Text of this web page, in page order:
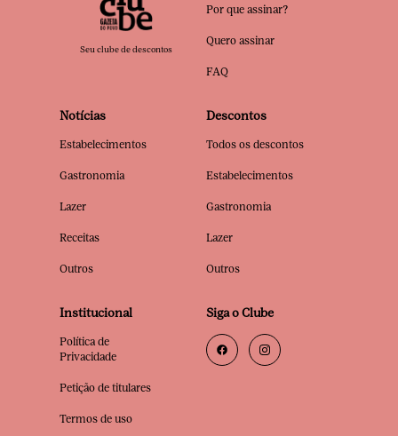
Seu clube de descontos
Por que assinar?
Quero assinar
FAQ
Notícias
Estabelecimentos
Gastronomia
Lazer
Receitas
Outros
Descontos
Todos os descontos
Estabelecimentos
Gastronomia
Lazer
Outros
Institucional
Política de
Privacidade
Petição de titulares
Termos de uso
Siga o Clube